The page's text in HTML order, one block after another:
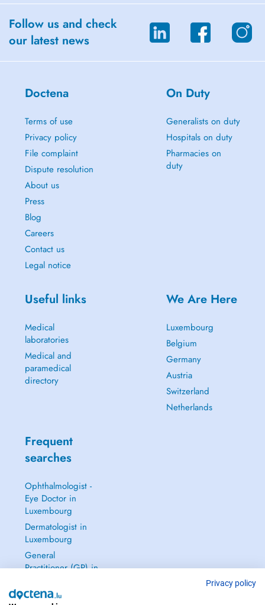
Follow us and check
our latest news
Doctena
Terms of use
Privacy policy
File complaint
Dispute resolution
About us
Press
Blog
Careers
Contact us
Legal notice
On Duty
Generalists on duty
Hospitals on duty
Pharmacies on
duty
Useful links
Medical
laboratories
Medical and
paramedical
directory
We Are Here
Luxembourg
Belgium
Germany
Austria
Switzerland
Netherlands
Frequent
searches
Ophthalmologist -
Eye Doctor in
Luxembourg
Dermatologist in
Luxembourg
General
Practitioner (GP) in
Gynecologist in
Privacy policy